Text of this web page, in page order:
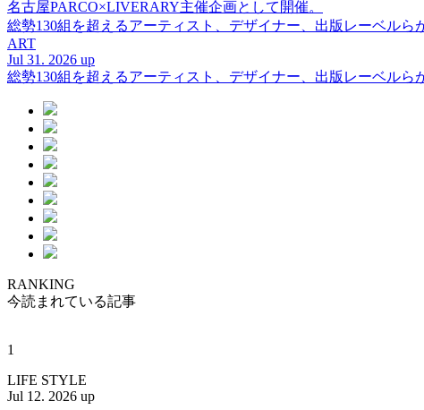
名古屋PARCO×LIVERARY主催企画として開催。
総勢130組を超えるアーティスト、デザイナー、出版レーベル
ART
Jul 31. 2026 up
総勢130組を超えるアーティスト、デザイナー、出版レーベル
RANKING
今読まれている記事
1
LIFE STYLE
Jul 12. 2026 up